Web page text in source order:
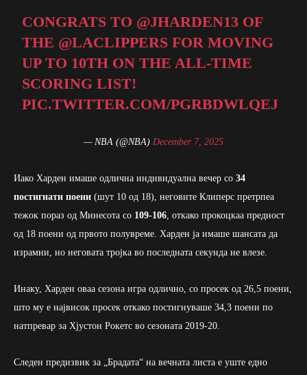
CONGRATS TO @JHARDEN13 OF
THE @LACLIPPERS FOR MOVING
UP TO 10TH ON THE ALL-TIME
SCORING LIST!
PIC.TWITTER.COM/PGRBDWLQEJ
— NBA (@NBA) December 7, 2025
Иако Харден имаше одлична индивидуална вечер со 34
постигнати поени (шут 10 од 18), неговите Клиперс претрпеа
тежок пораз од Минесота со 109-106, откако прокоцкаа предност
од 18 поени од првото полувреме. Харден ја имаше шансата да
израмни, но неговата тројка во последната секунда не влезе.
Инаку, Харден оваа сезона игра одлично, со просек од 26,5 поени,
што му е највисок просек откако постигнуваше 34,3 поени по
натпревар за Хјустон Рокетс во сезоната 2019-20.
Следен предизвик за „Брадата“ на вечната листа е уште едно